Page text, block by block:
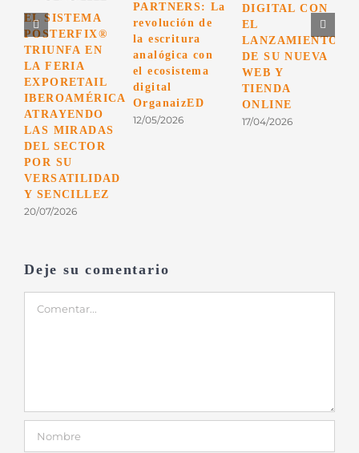
EL SISTEMA
POSTERFIX®
TRIUNFA EN
LA FERIA
EXPORETAIL
IBEROAMÉRICA
ATRAYENDO
LAS MIRADAS
DEL SECTOR
POR SU
VERSATILIDAD
Y SENCILLEZ
20/07/2026
PARTNERS: La
revolución de
la escritura
analógica con
el ecosistema
digital
OrganaizED
12/05/2026
DIGITAL CON
EL
LANZAMIENTO
DE SU NUEVA
WEB Y
TIENDA
ONLINE
17/04/2026
Deje su comentario
Comentar